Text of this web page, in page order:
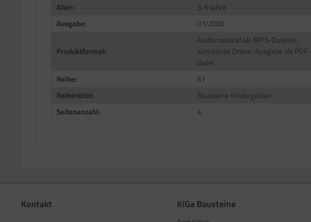
Alter:
3-6 Jahre
Ausgabe:
01/2008
Produktformat:
Audiomaterial als MP3-Dateien.,
Komplette Online-Ausgabe als PDF-
Datei.
Reihe:
61
Reihentitel:
Bausteine Kindergarten
Seitenanzahl:
4
Kontakt KiGa Bausteine